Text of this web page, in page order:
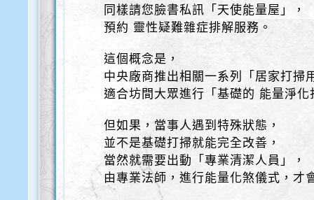
同樣請您臉書私訊「天使能量屋」，
預約 靈性疑難雜症排解服務。
這個概念是，
中央廠商推出相關一系列「居家打掃
適合坊間大眾進行「基礎的 能量淨化
但如果，當事人遇到特殊狀態，
並不是基礎打掃就能完全改善，
當然就需要出動「專業清潔人員」，
由專業法師，進行能量化煞儀式，才